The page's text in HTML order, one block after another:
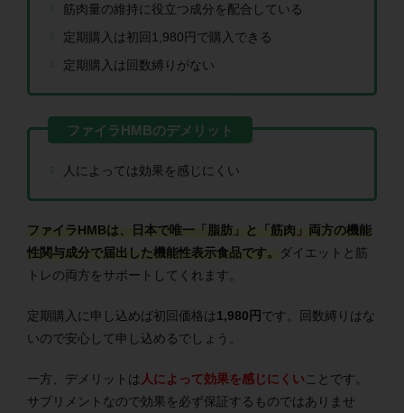
筋肉量の維持に役立つ成分を配合している
定期購入は初回1,980円で購入できる
定期購入は回数縛りがない
人によっては効果を感じにくい
ファイラHMBは、日本で唯一「脂肪」と「筋肉」両方の機能
性関与成分で届出した機能性表示食品です。
ダイエットと筋
トレの両方をサポートしてくれます。
定期購入に申し込めば初回価格は1,980円 です。回数縛りはな
いので安心して申し込めるでしょう。
一方、デメリットは 人によって効果を感じにくいことです。
サプリメントなので効果を必ず保証するものではありませ